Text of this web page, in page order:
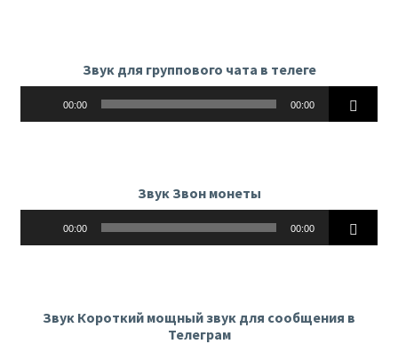
Звук для группового чата в телеге
00:00 00:00
Звук Звон монеты
00:00 00:00
Звук Короткий мощный звук для сообщения в
Телеграм